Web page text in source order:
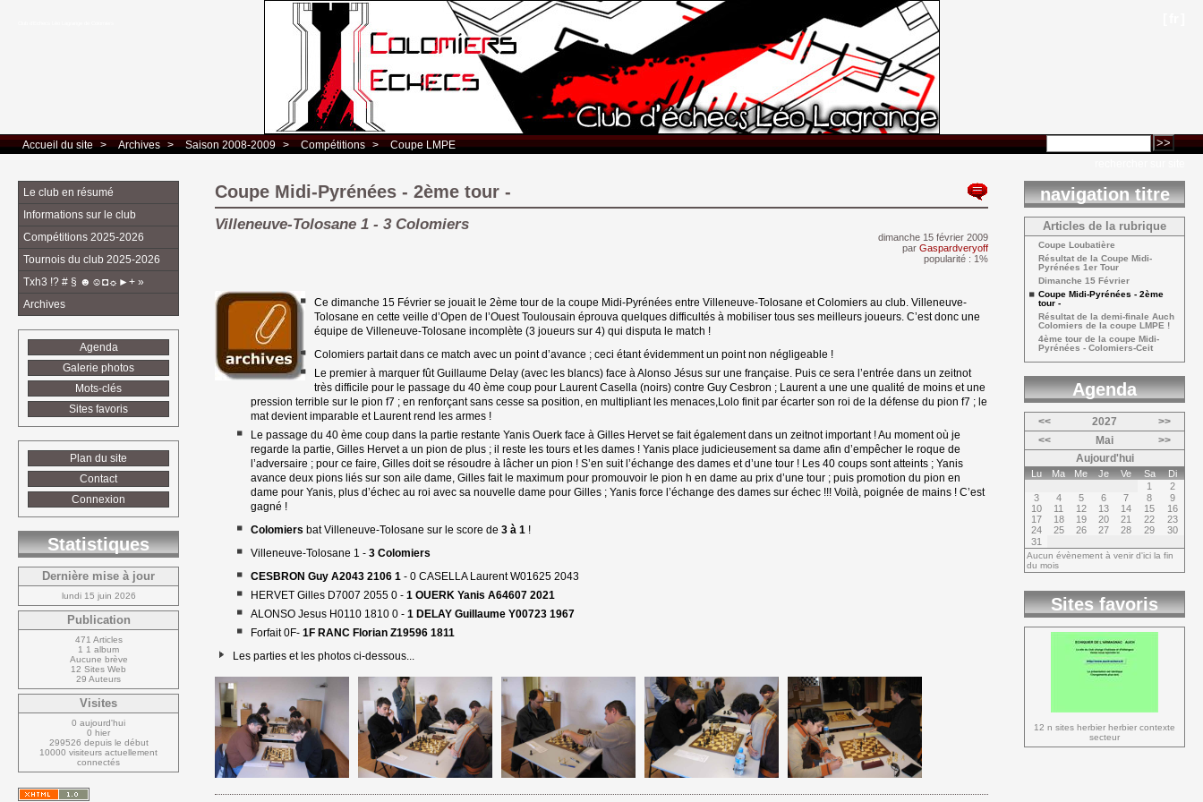
Accueil du site > Archives > Saison 2008-2009 > Compétitions > Coupe LMPE
Coupe Midi-Pyrénées - 2ème tour -
Villeneuve-Tolosane 1 - 3 Colomiers
dimanche 15 février 2009
par Gaspardveryoff
popularité : 1%
Ce dimanche 15 Février se jouait le 2ème tour de la coupe Midi-Pyrénées entre Villeneuve-Tolosane et Colomiers au club. Villeneuve-
Tolosane en cette veille d’Open de l’Ouest Toulousain éprouva quelques difficultés à mobiliser tous ses meilleurs joueurs. C’est donc une
équipe de Villeneuve-Tolosane incomplète (3 joueurs sur 4) qui disputa le match !
Colomiers partait dans ce match avec un point d’avance ; ceci étant évidemment un point non négligeable !
Le premier à marquer fût Guillaume Delay (avec les blancs) face à Alonso Jésus sur une française. Puis ce sera l’entrée dans un zeitnot
très difficile pour le passage du 40 ème coup pour Laurent Casella (noirs) contre Guy Cesbron ; Laurent a une une qualité de moins et une
pression terrible sur le pion f7 ; en renforçant sans cesse sa position, en multipliant les menaces,Lolo finit par écarter son roi de la défense du pion f7 ; le
mat devient imparable et Laurent rend les armes !
Le passage du 40 ème coup dans la partie restante Yanis Ouerk face à Gilles Hervet se fait également dans un zeitnot important ! Au moment où je
regarde la partie, Gilles Hervet a un pion de plus ; il reste les tours et les dames ! Yanis place judicieusement sa dame afin d’empêcher le roque de
l’adversaire ; pour ce faire, Gilles doit se résoudre à lâcher un pion ! S’en suit l’échange des dames et d’une tour ! Les 40 coups sont atteints ; Yanis
avance deux pions liés sur son aile dame, Gilles fait le maximum pour promouvoir le pion h en dame au prix d’une tour ; puis promotion du pion en
dame pour Yanis, plus d’échec au roi avec sa nouvelle dame pour Gilles ; Yanis force l’échange des dames sur échec !!! Voilà, poignée de mains ! C’est
gagné !
Colomiers bat Villeneuve-Tolosane sur le score de 3 à 1 !
Villeneuve-Tolosane 1 - 3 Colomiers
CESBRON Guy A2043 2106 1 - 0 CASELLA Laurent W01625 2043
HERVET Gilles D7007 2055 0 - 1 OUERK Yanis A64607 2021
ALONSO Jesus H0110 1810 0 - 1 DELAY Guillaume Y00723 1967
Forfait 0F- 1F RANC Florian Z19596 1811
Les parties et les photos ci-dessous...
Le club en résumé
Informations sur le club
Compétitions 2025-2026
Tournois du club 2025-2026
Txh3 !? # § ☻☺◘☼►+ »
Archives
Agenda
Galerie photos
Mots-clés
Sites favoris
Plan du site
Contact
Connexion
Statistiques
Dernière mise à jour
lundi 15 juin 2026
Publication
471 Articles
1 1 album
Aucune brève
12 Sites Web
29 Auteurs
Visites
0 aujourd'hui
0 hier
299526 depuis le début
10000 visiteurs actuellement
connectés
navigation titre
Articles de la rubrique
Coupe Loubatière
Résultat de la Coupe Midi-
Pyrénées 1er Tour
Dimanche 15 Février
Coupe Midi-Pyrénées - 2ème
tour -
Résultat de la demi-finale Auch
Colomiers de la coupe LMPE !
4ème tour de la coupe Midi-
Pyrénées - Colomiers-Ceit
Agenda
<< 2027
>>
<<
Mai
>>
Aujourd'hui
Lu Ma Me Je Ve Sa
Di
1
2
3
4 5 6 7 8
9
10
11 12 13 14 15
16
17
18 19 20 21 22
23
24
25 26 27 28 29
30
31
Aucun évènement à venir d'ici la fin
du mois
Sites favoris
12 n sites herbier herbier contexte
secteur